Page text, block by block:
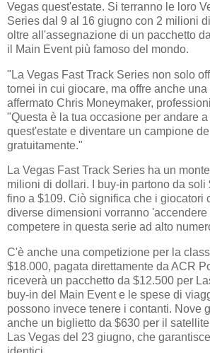
Vegas quest'estate. Si terranno le loro
Series dal 9 al 16 giugno con 2 milioni
oltre all'assegnazione di un pacchetto
il Main Event più famoso del mondo.
"La Vegas Fast Track Series non solo
tornei in cui giocare, ma offre anche
affermato Chris Moneymaker,
"Questa è la tua occasione per andare
quest'estate e diventare un campione
gratuitamente."
La Vegas Fast Track Series ha un
milioni di dollari. I buy-in partono da soli
fino a $109. Ciò significa che i giocatori
diverse dimensioni vorranno 'accendere
competere in questa serie ad alto
C'è anche una competizione per la
$18.000, pagata direttamente da ACR
riceverà un pacchetto da $12.500 per
buy-in del Main Event e le spese di
possono invece tenere i contanti. Nove
anche un biglietto da $630 per il
Las Vegas del 23 giugno, che